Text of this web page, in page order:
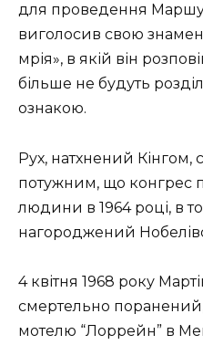
для проведення Маршу
виголосив свою
мрія», в якій він
більше не будуть
ознакою.
Рух, натхнений Кінгом,
потужним, що конгрес
людини в 1964 році, в
нагороджений
4 квітня 1968 року
смертельно
мотелю “Лоррейн” в